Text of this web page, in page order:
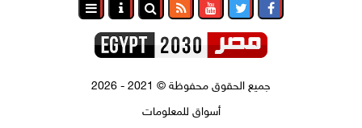
جميع الحقوق محفوظة©
أسواق للمعلومات